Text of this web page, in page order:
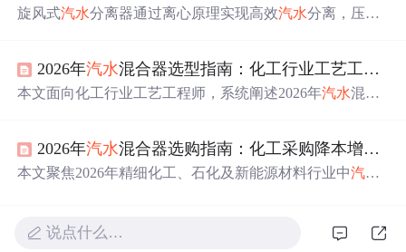
能。
旋风式汽水分离器通过离心原理实现高效汽水分离，压力
正常维护下使用寿命达15–20年。其适用于压缩空气后处理
系统，关键性能指标包括低流阻、高分离效率（98%）、
2026年汽水混合器选型指南：化工行业工艺工程师的实战避坑清单
本文面向化工行业工艺工程师，系统阐述2026年汽水混合
据、材质工艺、服务经验），并给出可落地的四步选型流
程与避坑要点。强调基于CFD仿真、拉瓦尔-文丘里结构优
2026年汽水混合器选购指南：化工采购降本增效的防爆工况核心逻辑
本文聚焦2026年精细化工、石化及新能源材料行业中汽水
配（如316L/哈氏合金）、热效率优化（CFD仿真验证）、
说点什么…